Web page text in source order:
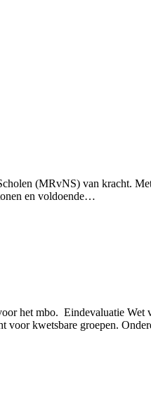
(MRvNS) van kracht.
en voldoende…
het mbo. Eindevaluatie
voor kwetsbare groepen.